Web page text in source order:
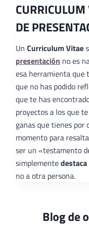
CURRICULUM
DE
Un Curriculum Vitae
presentación no es
esa herramienta que
que no has podido
que te has
proyectos a los que
ganas que tienes por
momento para
ser un «testamento
simplemente
no a otra persona.
Blog de